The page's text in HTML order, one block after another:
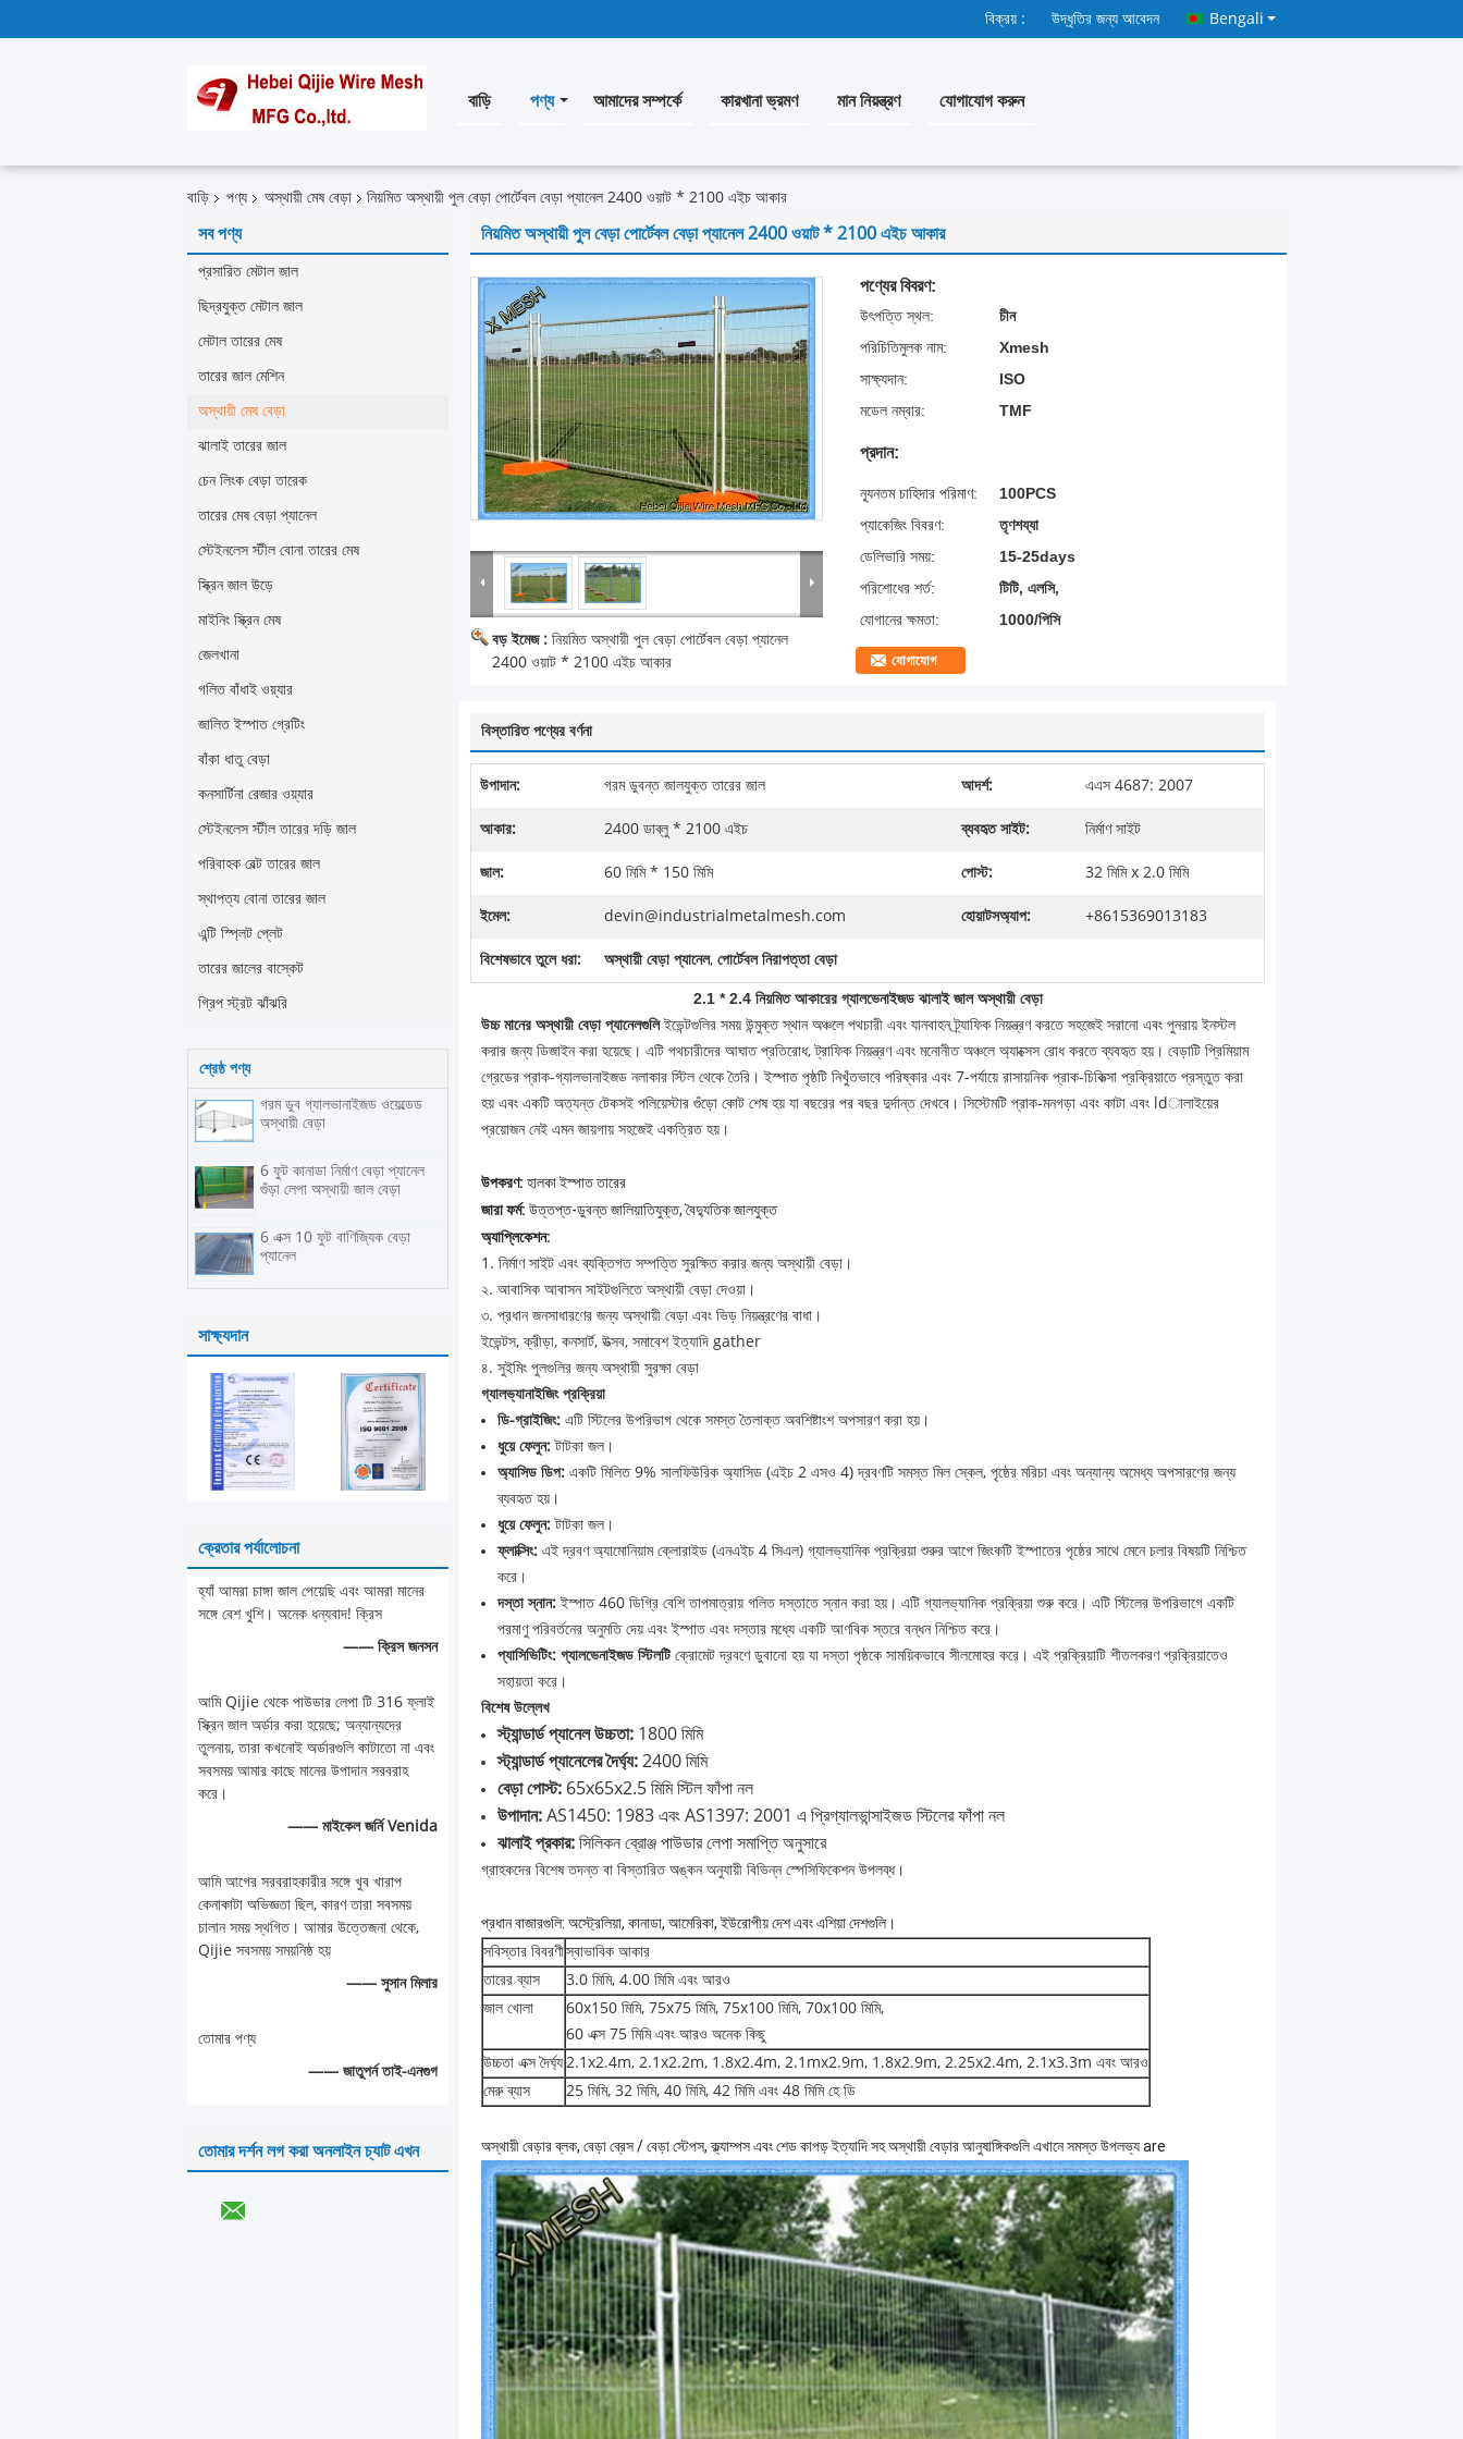
বিক্রয় : উদ্ধৃতির জন্য আবেদন Bengali
বাড়ি পণ্য আমাদের সম্পর্কে কারখানা ভ্রমণ মান নিয়ন্ত্রণ যোগাযোগ করুন
বাড়ি পণ্য অস্থায়ী মেষ বেড়া নিয়মিত অস্থায়ী পুল বেড়া পোর্টেবল বেড়া প্যানেল 2400 ওয়াট * 2100 এইচ আকার
সব পণ্য
প্রসারিত মেটাল জাল
ছিদ্রযুক্ত মেটাল জাল
মেটাল তারের মেষ
তারের জাল মেশিন
অস্থায়ী মেষ বেড়া
ঝালাই তারের জাল
চেন লিংক বেড়া তারেক
তারের মেষ বেড়া প্যানেল
স্টেইনলেস স্টীল বোনা তারের মেষ
স্ক্রিন জাল উড়ে
মাইনিং স্ক্রিন মেষ
জেলখানা
গলিত বাঁধাই ওয়্যার
জালিত ইস্পাত গ্রেটিং
বাঁকা ধাতু বেড়া
কনসার্টিনা রেজার ওয়্যার
স্টেইনলেস স্টীল তারের দড়ি জাল
পরিবাহক বেল্ট তারের জাল
স্থাপত্য বোনা তারের জাল
এন্টি স্প্লিট প্লেট
তারের জালের বাস্কেট
গ্রিপ স্ট্রট ঝাঁঝরি
শ্রেষ্ঠ পণ্য
গরম ডুব গ্যালভানাইজড ওয়েল্ডেড
অস্থায়ী বেড়া
6 ফুট কানাডা নির্মাণ বেড়া প্যানেল
গুঁড়া লেপা অস্থায়ী জাল বেড়া
6 এক্স 10 ফুট বাণিজ্যিক বেড়া
প্যানেল
সাক্ষ্যদান
ক্রেতার পর্যালোচনা
হ্যাঁ আমরা চাঙ্গা জাল পেয়েছি এবং আমরা মানের
সঙ্গে বেশ খুশি। অনেক ধন্যবাদ! ক্রিস
—— ক্রিস জনসন
আমি Qijie থেকে পাউডার লেপা টি 316 ফ্লাই
স্ক্রিন জাল অর্ডার করা হয়েছে; অন্যান্যদের
তুলনায়, তারা কখনোই অর্ডারগুলি কাটাতো না এবং
সবসময় আমার কাছে মানের উপাদান সরবরাহ
করে।
—— মাইকেল জর্নি Venida
আমি আগের সরবরাহকারীর সঙ্গে খুব খারাপ
কেনাকাটা অভিজ্ঞতা ছিল, কারণ তারা সবসময়
চালান সময় স্থগিত। আমার উত্তেজনা থেকে,
Qijie সবসময় সময়নিষ্ঠ হয়
—— সুসান মিলার
তোমার পণ্য
—— জাতুপর্ন তাই-এনগুগ
তোমার দর্শন লগ করা অনলাইন চ্যাট এখন
নিয়মিত অস্থায়ী পুল বেড়া পোর্টেবল বেড়া প্যানেল 2400 ওয়াট * 2100 এইচ আকার
বড় ইমেজ : নিয়মিত অস্থায়ী পুল বেড়া পোর্টেবল বেড়া প্যানেল
2400 ওয়াট * 2100 এইচ আকার
পণ্যের বিবরণ:
উৎপত্তি স্থল:
চীন
পরিচিতিমুলক নাম:
Xmesh
সাক্ষ্যদান:
ISO
মডেল নম্বার:
TMF
প্রদান:
ন্যূনতম চাহিদার পরিমাণ:
100PCS
প্যাকেজিং বিবরণ:
তৃণশয্যা
ডেলিভারি সময়:
15-25days
পরিশোধের শর্ত:
টিটি, এলসি,
যোগানের ক্ষমতা:
1000/পিসি
যোগাযোগ
বিস্তারিত পণ্যের বর্ণনা
উপাদান: গরম ডুবন্ত জালযুক্ত তারের জাল আদর্শ: এএস 4687: 2007
আকার: 2400 ডাব্লু * 2100 এইচ ব্যবহৃত সাইট: নির্মাণ সাইট
জাল: 60 মিমি * 150 মিমি পোস্ট: 32 মিমি x 2.0 মিমি
ইমেল: devin@industrialmetalmesh.com হোয়াটসঅ্যাপ: +8615369013183
বিশেষভাবে তুলে ধরা: অস্থায়ী বেড়া প্যানেল, পোর্টেবল নিরাপত্তা বেড়া
2.1 * 2.4 নিয়মিত আকারের গ্যালভেনাইজড ঝালাই জাল অস্থায়ী বেড়া
উচ্চ মানের অস্থায়ী বেড়া প্যানেলগুলিইভেন্টগুলির সময় উন্মুক্ত স্থান অঞ্চলে পথচারী এবং যানবাহন ট্র্যাফিক নিয়ন্ত্রণ করতে সহজেই সরানো এবং পুনরায় ইনস্টল
করার জন্য ডিজাইন করা হয়েছে। এটি পথচারীদের আঘাত প্রতিরোধ, ট্রাফিক নিয়ন্ত্রণ এবং মনোনীত অঞ্চলে অ্যাক্সেস রোধ করতে ব্যবহৃত হয়। বেড়াটি প্রিমিয়াম
গ্রেডের প্রাক-গ্যালভানাইজড নলাকার স্টিল থেকে তৈরি। ইস্পাত পৃষ্ঠটি নিখুঁতভাবে পরিষ্কার এবং 7-পর্যায়ে রাসায়নিক প্রাক-চিকিত্সা প্রক্রিয়াতে প্রস্তুত করা
হয় এবং একটি অত্যন্ত টেকসই পলিয়েস্টার গুঁড়ো কোট শেষ হয় যা বছরের পর বছর দুর্দান্ত দেখবে। সিস্টেমটি প্রাক-মনগড়া এবং কাটা এবং ldালাইয়ের
প্রয়োজন নেই এমন জায়গায় সহজেই একত্রিত হয়।
উপকরণ: হালকা ইস্পাত তারের
জারা ফর্ম: উত্তপ্ত-ডুবন্ত জালিয়াতিযুক্ত, বৈদ্যুতিক জালযুক্ত
অ্যাপ্লিকেশন:
1. নির্মাণ সাইট এবং ব্যক্তিগত সম্পত্তি সুরক্ষিত করার জন্য অস্থায়ী বেড়া।
২. আবাসিক আবাসন সাইটগুলিতে অস্থায়ী বেড়া দেওয়া।
৩. প্রধান জনসাধারণের জন্য অস্থায়ী বেড়া এবং ভিড় নিয়ন্ত্রণের বাধা।
ইভেন্টস, ক্রীড়া, কনসার্ট, উত্সব, সমাবেশ ইত্যাদি gather
৪. সুইমিং পুলগুলির জন্য অস্থায়ী সুরক্ষা বেড়া
গ্যালভ্যানাইজিং প্রক্রিয়া
ডি-গ্রাইজিং: এটি স্টিলের উপরিভাগ থেকে সমস্ত তৈলাক্ত অবশিষ্টাংশ অপসারণ করা হয়।
ধুয়ে ফেলুন:টাটকা জল।
অ্যাসিড ডিপ: একটি মিলিত 9% সালফিউরিক অ্যাসিড (এইচ 2 এসও 4) দ্রবণটি সমস্ত মিল স্কেল, পৃষ্ঠের মরিচা এবং অন্যান্য অমেধ্য অপসারণের জন্য
ব্যবহৃত হয়।
ধুয়ে ফেলুন:টাটকা জল।
ফ্লাক্সিং: এই দ্রবণ অ্যামোনিয়াম ক্লোরাইড (এনএইচ 4 সিএল) গ্যালভ্যানিক প্রক্রিয়া শুরুর আগে জিংকটি ইস্পাতের পৃষ্ঠের সাথে মেনে চলার বিষয়টি নিশ্চিত
করে।
দস্তা স্নান:ইস্পাত 460 ডিগ্রি বেশি তাপমাত্রায় গলিত দস্তাতে স্নান করা হয়। এটি গ্যালভ্যানিক প্রক্রিয়া শুরু করে। এটি স্টিলের উপরিভাগে একটি
পরমাণু পরিবর্তনের অনুমতি দেয় এবং ইস্পাত এবং দস্তার মধ্যে একটি আণবিক স্তরে বন্ধন নিশ্চিত করে।
প্যাসিভিটিং: গ্যালভেনাইজড স্টিলটিক্রোমেট দ্রবণে ডুবানো হয় যা দস্তা পৃষ্ঠকে সাময়িকভাবে সীলমোহর করে। এই প্রক্রিয়াটি শীতলকরণ প্রক্রিয়াতেও
সহায়তা করে।
বিশেষ উল্লেখ
স্ট্যান্ডার্ড প্যানেল উচ্চতা: 1800 মিমি
স্ট্যান্ডার্ড প্যানেলের দৈর্ঘ্য: 2400 মিমি
বেড়া পোস্ট: 65x65x2.5 মিমি স্টিল ফাঁপা নল
উপাদান: AS1450: 1983 এবং AS1397: 2001 এ প্রিগ্যালভান্সাইজড স্টিলের ফাঁপা নল
ঝালাই প্রকার: সিলিকন ব্রোঞ্জ পাউডার লেপা সমাপ্তি অনুসারে
গ্রাহকদের বিশেষ তদন্ত বা বিস্তারিত অঙ্কন অনুযায়ী বিভিন্ন স্পেসিফিকেশন উপলব্ধ।
প্রধান বাজারগুলি: অস্ট্রেলিয়া, কানাডা, আমেরিকা, ইউরোপীয় দেশ এবং এশিয়া দেশগুলি।
সবিস্তার বিবরণীস্বাভাবিক আকার
তারের ব্যাস
3.0 মিমি, 4.00 মিমি এবং আরও
জাল খোলা
60x150 মিমি, 75x75 মিমি, 75x100 মিমি, 70x100 মিমি,
60 এক্স 75 মিমি এবং আরও অনেক কিছু
উচ্চতা এক্স দৈর্ঘ্য2.1x2.4m, 2.1x2.2m, 1.8x2.4m, 2.1mx2.9m, 1.8x2.9m, 2.25x2.4m, 2.1x3.3m এবং আরও
মেরু ব্যাস
25 মিমি, 32 মিমি, 40 মিমি, 42 মিমি এবং 48 মিমি হে ডি
অস্থায়ী বেড়ার ব্লক, বেড়া ব্রেস / বেড়া স্টেপস, ক্ল্যাম্পস এবং শেড কাপড় ইত্যাদি সহ অস্থায়ী বেড়ার আনুষাঙ্গিকগুলি এখানে সমস্ত উপলভ্য are